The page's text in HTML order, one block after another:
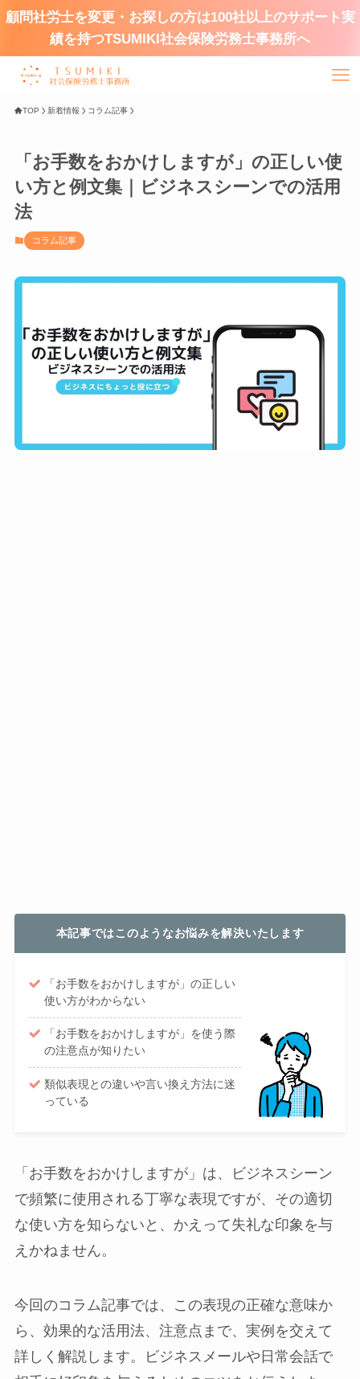
顧問社労士を変更・お探しの方は100社以上のサポート実
績を持つTSUMIKI社会保険労務士事務所へ
TOP 新着情報 コラム記事
「お手数をおかけしますが」の正しい使
い方と例文集｜ビジネスシーンでの活用
法
コラム記事
本記事ではこのようなお悩みを解決いたします
「お手数をおかけしますが」の正しい
使い方がわからない
「お手数をおかけしますが」を使う際
の注意点が知りたい
類似表現との違いや言い換え方法に迷
っている
「お手数をおかけしますが」は、ビジネスシーン
で頻繁に使用される丁寧な表現ですが、その適切
な使い方を知らないと、かえって失礼な印象を与
えかねません。
今回のコラム記事では、この表現の正確な意味か
ら、効果的な活用法、注意点まで、実例を交えて
詳しく解説します。ビジネスメールや日常会話で